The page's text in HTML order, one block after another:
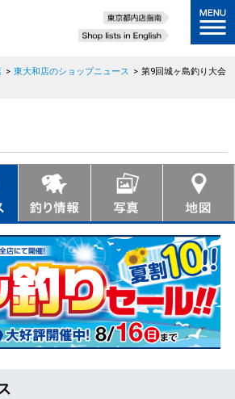
> 東大和店のショップニュース > 第9回城ヶ島釣り大会